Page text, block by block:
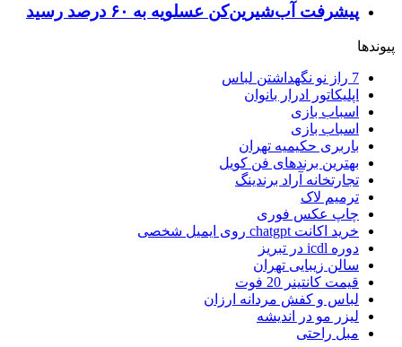
پیشرفت آب‌شیرین‌کن عسلویه به ۶۰ درصد رسید
پیوندها
7 راز نو نگهداشتن لباس
اپلیکاتور ادرار بانوان
اسباب بازی
اسباب بازی
باربری حکیمیه تهران
بهترین برندهای فن کویل
تجارتخانه آراد برندینگ
ترمیم لاک
چاپ عکس فوری
خرید اکانت chatgpt روی ایمیل شخصی
دوره icdl در تبریز
سالن زیبایی تهران
قیمت کانتینر 20 فوت
لباس و کفش مردانه ارزان
لیزر مو در اندیشه
مبل راحتی